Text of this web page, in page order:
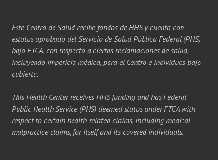
Este Centro de Salud recibe fondos de HHS y cuenta con
estatus aprobado del Servicio de Salud Pública Federal (PHS)
bajo FTCA, con respecto a ciertas reclamaciones de salud,
incluyendo impericia médica, para el Centro e individuos bajo
cubierta.
This Health Center receives HHS funding and has Federal
Public Health Service (PHS) deemed status under FTCA with
respect to certain health-related claims, including medical
malpractice claims, for itself and its covered individuals.